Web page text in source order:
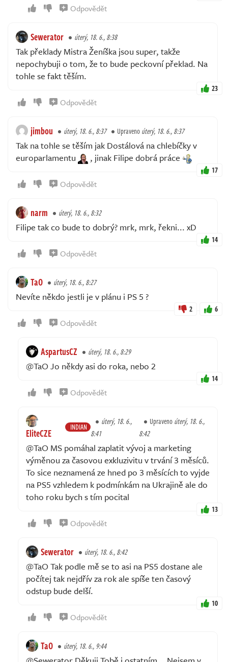
Odpovědět
Sewerator úterý, 18. 6., 8:38
Tak překlady Mistra Ženíška jsou super, takže
nepochybuji o tom, že to bude peckovní překlad. Na
tohle se fakt těším.
23
Odpovědět
jimbou úterý, 18. 6., 8:37 Upravenoúterý, 18. 6., 8:37
Tak na tohle se těším jak Dostálová na chlebíčky v
europarlamentu
, jinak Filipe dobrá práce
17
Odpovědět
narm úterý, 18. 6., 8:32
Filipe tak co bude to dobrý? mrk, mrk, řekni... xD
14
Odpovědět
TaO úterý, 18. 6., 8:27
Nevíte někdo jestli je v plánu i PS 5 ?
2 6
Odpovědět
AspartusCZ úterý, 18. 6., 8:29
@TaO Jo někdy asi do roka, nebo 2
14
Odpovědět
EliteCZE INDIAN
úterý, 18. 6.,
8:41
Upravenoúterý, 18. 6.,
8:42
@TaO MS pomáhal zaplatit vývoj a marketing
výměnou za časovou exkluzivitu v trvání 3 měsíců.
To sice neznamená ze hned po 3 měsících to vyjde
na PS5 vzhledem k podmínkám na Ukrajině ale do
toho roku bych s tím pocital
13
Odpovědět
Sewerator úterý, 18. 6., 8:42
@TaO Tak podle mě se to asi na PS5 dostane ale
počítej tak nejdřív za rok ale spíše ten časový
odstup bude delší.
10
Odpovědět
TaO úterý, 18. 6., 9:44